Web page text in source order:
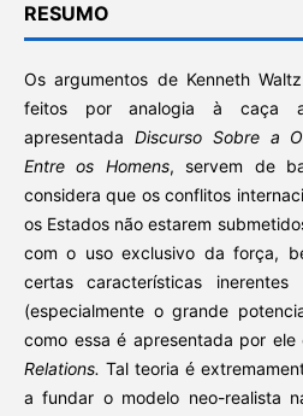
RESUMO
Os argumentos de Kenneth
feitos por analogia à caça
apresentada Discurso Sobre a
Entre os Homens, servem de
considera que os conflitos
os Estados não estarem
com o uso exclusivo da força,
certas características
(especialmente o grande
como essa é apresentada por ele
Relations. Tal teoria é
a fundar o modelo neo-realista